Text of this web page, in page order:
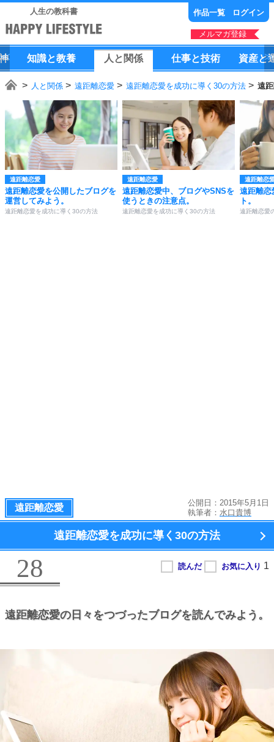
人生の教科書 作品一覧 ログイン
メルマガ登録
知識と教養 人 と 関係 仕事と技術 資産と
人と関係 遠距離恋愛 遠距離恋愛を成功に導く30の方法 遠
遠距離恋愛
遠距離恋愛を公開したブログを
運営してみよう。
遠距離恋愛を成功に導く30の方法
遠距離恋愛
遠距離恋愛中、ブログやSNSを
使うときの注意点。
遠距離恋愛を成功に導く30の方法
遠距離恋
遠距離恋
ト。
遠距離恋愛
遠距離恋愛
公開日：2015年5月1日
執筆者： 水口貴博
遠距離恋愛を成功に導く 30の方法
28
遠距離恋愛の日々をつづったブログを読んでみよう。